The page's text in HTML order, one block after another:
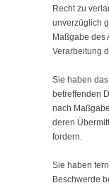
Recht zu
unverzüglich
Maßgabe des
Verarbeitung
Sie haben
betreffenden
nach
deren
fordern.
Sie haben
Beschwerde